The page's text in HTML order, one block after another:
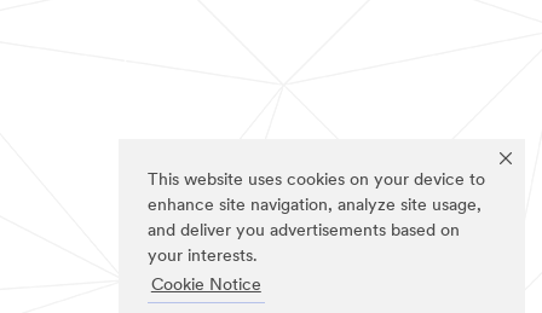
This website uses cookies on your device to
enhance site navigation, analyze site usage,
and deliver you advertisements based on
your interests.
Cookie Notice